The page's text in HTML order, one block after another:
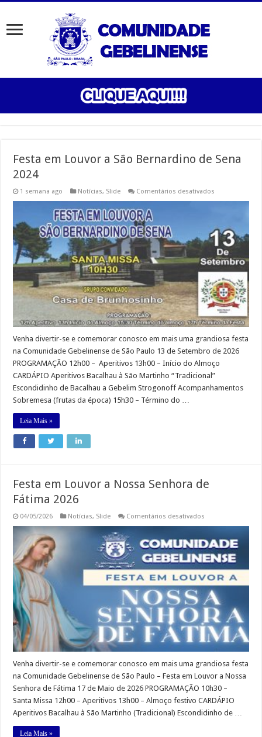
Festa em Louvor a São Bernardino de Sena
2024
1 semana ago Notícias, Slide Comentários desativados
São
Bernardino
de
Sena
2024
Venha divertir-se e comemorar conosco em mais uma grandiosa festa
na Comunidade Gebelinense de São Paulo 13 de Setembro de 2026
PROGRAMAÇÃO 12h00 – Aperitivos 13h00 – Início do Almoço
CARDÁPIO Aperitivos Bacalhau à São Martinho “Tradicional”
Escondidinho de Bacalhau a Gebelim Strogonoff Acompanhamentos
Sobremesa (frutas da época) 15h30 – Término do …
Leia Mais »
Festa em Louvor a Nossa Senhora de
Fátima 2026
04/05/2026 Notícias, Slide Comentários desativados
Louvor
a
Nossa
Senhora
de
Fátima
2026
Venha divertir-se e comemorar conosco em mais uma grandiosa festa
na Comunidade Gebelinense de São Paulo – Festa em Louvor a Nossa
Senhora de Fátima 17 de Maio de 2026 PROGRAMAÇÃO 10h30 –
Santa Missa 12h00 – Aperitivos 13h00 – Almoço festivo CARDÁPIO
Aperitivos Bacalhau à São Martinho (Tradicional) Escondidinho de …
Leia Mais »